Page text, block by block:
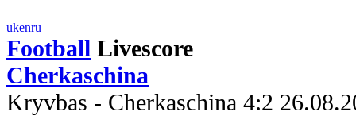
ukenru
Football Livescore
Cherkaschina
Kryvbas - Cherkaschina 4:2